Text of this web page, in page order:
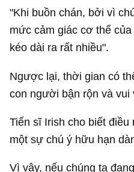
"Khi buồn chán, bởi vì
mức cảm giác cơ thể
kéo dài ra rất nhiều".
Ngược lại, thời gian có
con người bận rộn và vui
Tiến sĩ Irish cho biết
một sự chú ý hữu hạn
Vì vậy, nếu chúng ta